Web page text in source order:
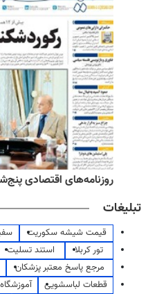
روزنامه‌های اقتصادی پنج‌شنبه ۱۵
تبلیغات
قیمت شیشه سکوریت
تور کربلا
استند تسلیت
مرجع پاسخ معتبر پزشکان
قطعات لباسشویی